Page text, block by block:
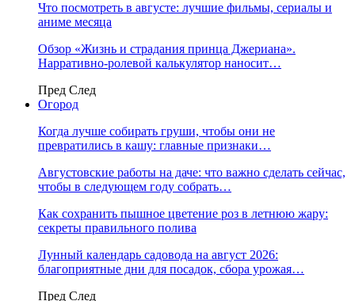
Что посмотреть в августе: лучшие фильмы, сериалы и
аниме месяца
Обзор «Жизнь и страдания принца Джериана».
Нарративно-ролевой калькулятор наносит…
Пред След
Огород
Когда лучше собирать груши, чтобы они не
превратились в кашу: главные признаки…
Августовские работы на даче: что важно сделать сейчас,
чтобы в следующем году собрать…
Как сохранить пышное цветение роз в летнюю жару:
секреты правильного полива
Лунный календарь садовода на август 2026:
благоприятные дни для посадок, сбора урожая…
Пред След